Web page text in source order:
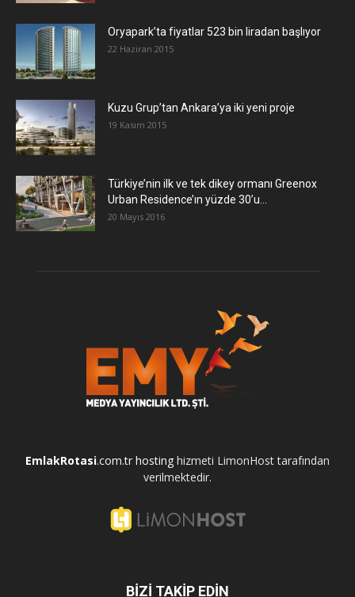
Oryapark’ta fiyatlar 523 bin liradan başlıyor
22 Haziran 2015
​Kuzu Grup’tan Ankara’ya iki yeni proje
19 Kasım 2015
Türkiye’nin ilk ve tek dikey ormanı Greenox
Urban Residence’ın yüzde 30’u...
20 Mayıs 2016
EmlakRotasi.com.tr hosting hizmeti LimonHost tarafından
verilmektedir.
BİZİ TAKİP EDİN